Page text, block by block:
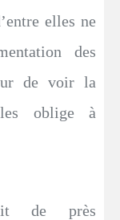
elles ne
des
de voir la
oblige à
de près